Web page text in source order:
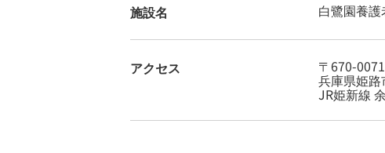
施設名 白鷺園養
アクセス 〒670-0071
兵庫県姫
JR姫新線